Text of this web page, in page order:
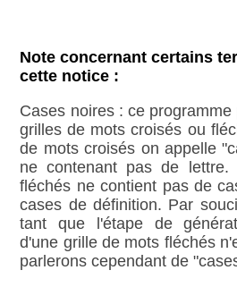
Note concernant certains
cette notice :
Cases noires : ce
grilles de mots croisés ou
de mots croisés on appelle
ne contenant pas de
fléchés ne contient pas de
cases de définition. Par
tant que l'étape de
d'une grille de mots fléchés
parlerons cependant de